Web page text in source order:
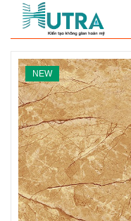
Home Ốp Tường PVC
NEW